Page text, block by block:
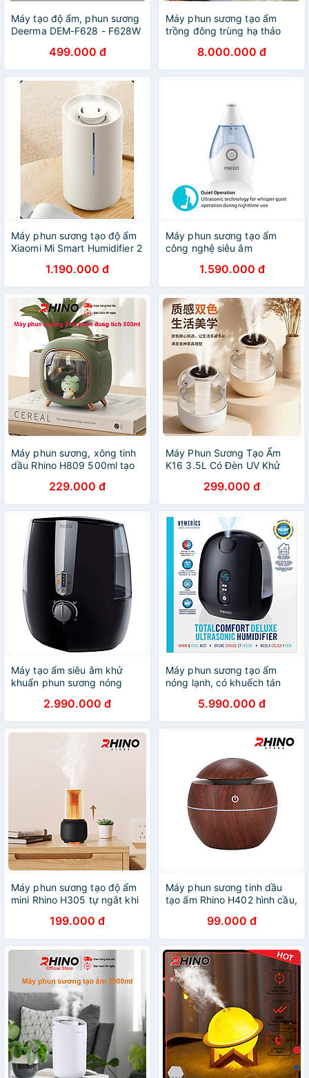
Máy tạo độ ẩm, phun sương
Deerma DEM-F628 - F628W
499.000 đ
Máy phun sương tạo ẩm
trồng đông trùng hạ thảo
8.000.000 đ
Máy phun sương tạo độ ẩm
Xiaomi Mi Smart Humidifier 2
1.190.000 đ
Máy phun sương tạo ẩm
công nghệ siêu âm
Hàng chính hãng
1.590.000 đ
Máy phun sương, xông tinh
dầu Rhino H809 500ml tạo
ngủ - Hàng chính hãng
229.000 đ
Máy Phun Sương Tạo Ẩm
K16 3.5L Có Đèn UV Khử
Thị Độ Ẩm, Máy Tạo Ẩm
Không Khí Mini - HÀNG
CHÍNH HÃNG MINIIN
299.000 đ
Máy tạo ẩm siêu âm khử
khuẩn phun sương nóng
Hàng nhập khẩu USA
2.990.000 đ
Máy phun sương tạo ẩm
nóng lạnh, có khuếch tán
WM130-BK- Hàng chính
hãng
5.990.000 đ
Máy phun sương tạo độ ẩm
mini Rhino H305 tự ngắt khi
chính hãng199.000 đ
Máy phun sương tinh dầu
tạo ẩm Rhino H402 hình cầu,
hàng chính hãng
99.000 đ